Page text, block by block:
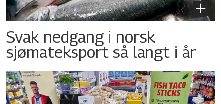
Svak nedgang i norsk
sjømateksport så langt i år